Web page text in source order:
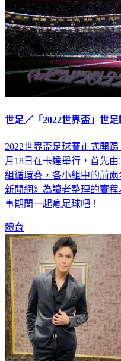
世足／「2022世界盃」世
2022世界盃足球賽正式開
月18日在卡達舉行，首先
組循環賽，各小組中的前
新聞網》為讀者整理的賽
事期間一起瘋足球吧！
體育